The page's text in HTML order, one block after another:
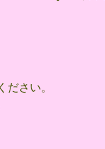
さい。